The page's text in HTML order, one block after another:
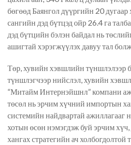
бөгөөд Баянгол дүүргийн 20
сангийн дэд бүтцэд ойр 26.4 га
дэд бүтцийн бэлэн байдал нь
ашигтай хэрэгжүүлэх давуу тал
Төр, хувийн хэвшлийн түншлэлээр
түншлэгчээр нийслэл, хувийн
“Митайм Интернэйшнл” компани
төсөл нь эрчим хүчний импортын
системийн найдвартай ажиллагааг
хотын өсөн нэмэгдэж буй эрчим хүч,
хангах стратегийн ач холбогдолтой